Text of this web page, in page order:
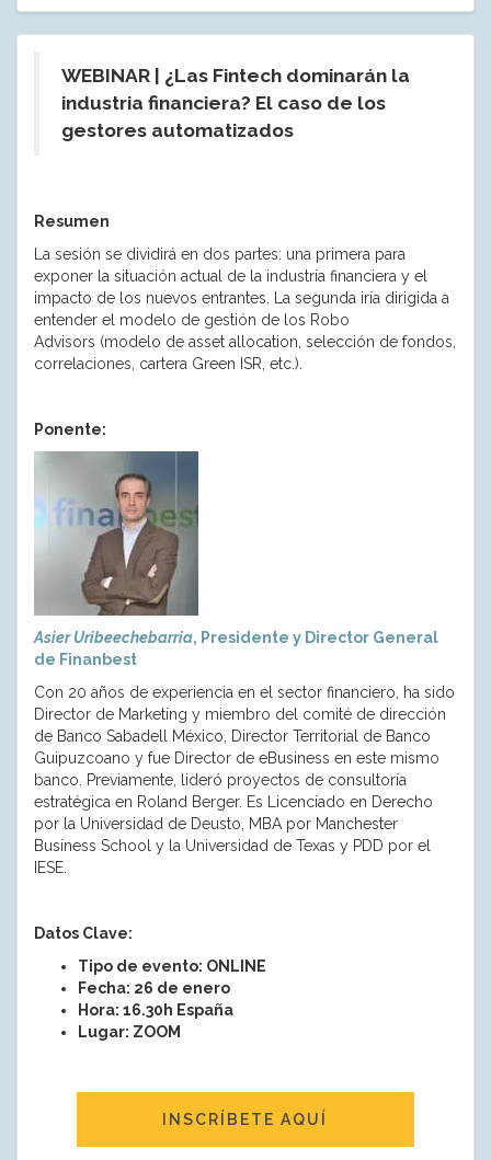
WEBINAR | ¿Las Fintech dominarán la
industria financiera? El caso de los
gestores automatizados
Resumen
La sesión se dividirá en dos partes: una primera para
exponer la situación actual de la industria financiera y el
impacto de los nuevos entrantes. La segunda iría dirigida a
entender el modelo de gestión de los Robo
Advisors (modelo de asset allocation, selección de fondos,
correlaciones, cartera Green ISR, etc.).
Ponente:
Asier Uribeechebarria, Presidente y Director General
de Finanbest
Con 20 años de experiencia en el sector financiero, ha sido
Director de Marketing y miembro del comité de dirección
de Banco Sabadell México, Director Territorial de Banco
Guipuzcoano y fue Director de eBusiness en este mismo
banco. Previamente, lideró proyectos de consultoría
estratégica en Roland Berger. Es Licenciado en Derecho
por la Universidad de Deusto, MBA por Manchester
Business School y la Universidad de Texas y PDD por el
IESE.
Datos Clave:
Tipo de evento: ONLINE
Fecha: 26 de enero
Hora: 16.30h España
Lugar: ZOOM
INSCRÍBETE AQUÍ